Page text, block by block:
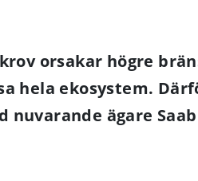
orsakar högre
hela ekosystem.
ägare